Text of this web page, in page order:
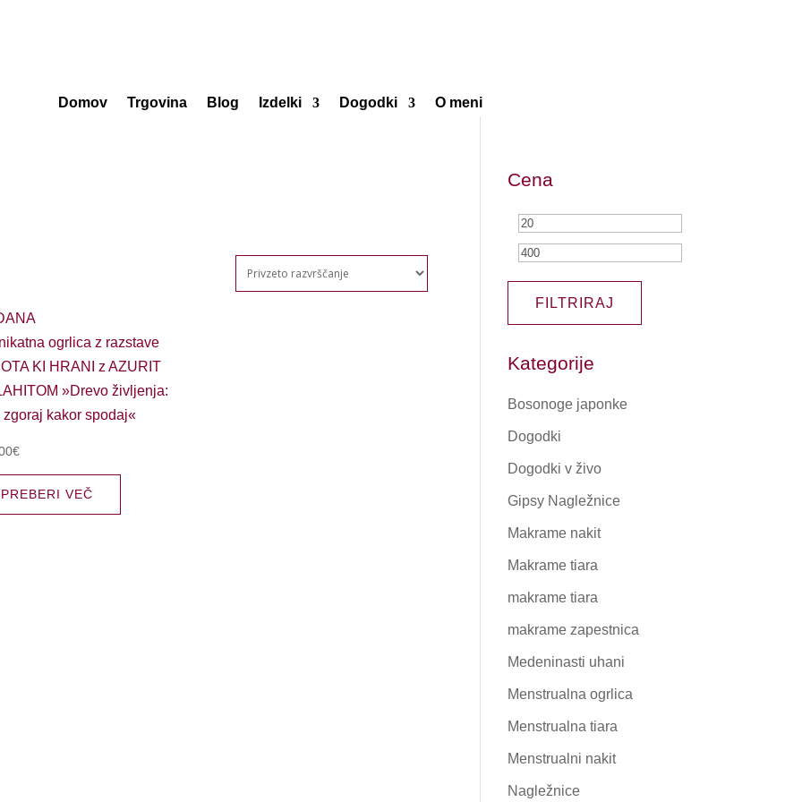
Domov Trgovina Blog Izdelki Dogodki O meni
€
PREBERI VEČ
Cena
Min
cena
FILTRIRAJ
Kategorije
Bosonoge japonke
Dogodki
Dogodki v živo
Gipsy Nagležnice
Makrame nakit
Makrame tiara
makrame tiara
makrame zapestnica
Medeninasti uhani
Menstrualna ogrlica
Menstrualna tiara
Menstrualni nakit
Nagležnice